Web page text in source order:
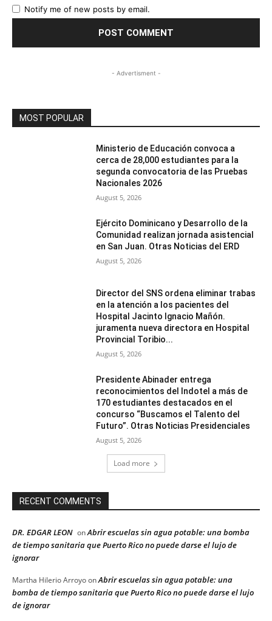
Notify me of new posts by email.
- Advertisment -
MOST POPULAR
Ministerio de Educación convoca a
cerca de 28,000 estudiantes para la
segunda convocatoria de las Pruebas
Nacionales 2026
August 5, 2026
Ejército Dominicano y Desarrollo de la
Comunidad realizan jornada asistencial
en San Juan. Otras Noticias del ERD
August 5, 2026
Director del SNS ordena eliminar trabas
en la atención a los pacientes del
Hospital Jacinto Ignacio Mañón.
juramenta nueva directora en Hospital
Provincial Toribio...
August 5, 2026
Presidente Abinader entrega
reconocimientos del Indotel a más de
170 estudiantes destacados en el
concurso “Buscamos el Talento del
Futuro”. Otras Noticias Presidenciales
August 5, 2026
Load more
RECENT COMMENTS
DR. EDGAR LEON onAbrir escuelas sin agua potable: una bomba
de tiempo sanitaria que Puerto Rico no puede darse el lujo de
ignorar
Martha Hilerio ArroyoonAbrir escuelas sin agua potable: una
bomba de tiempo sanitaria que Puerto Rico no puede darse el lujo
de ignorar